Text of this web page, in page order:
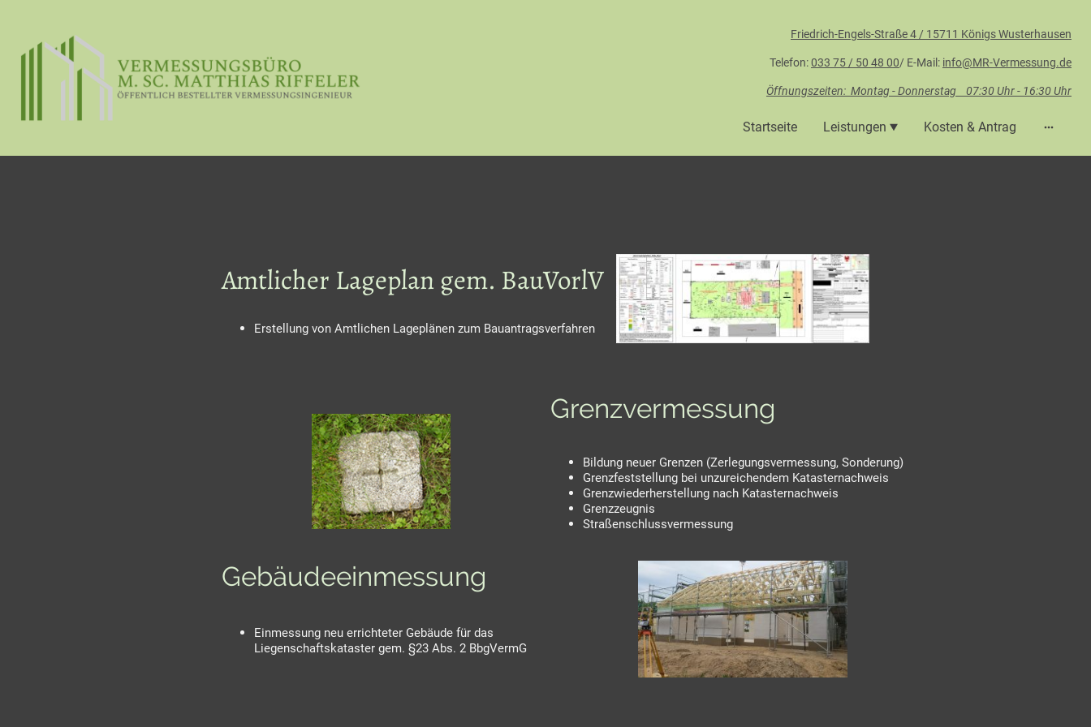
Friedrich-Engels-Straße 4 / 15711 Königs Wusterhausen
Telefon:033 75 / 50 48 00/ E-Mail: info@MR-Vermessung.de
Öffnungszeiten: Montag - Donnerstag 07:30 Uhr - 16:30 Uhr
Startseite Leistungen Kosten & Antrag
Amtlicher Lageplan gem. BauVorlV
Erstellung von Amtlichen Lageplänen zum Bauantragsverfahren
Grenzvermessung
Bildung neuer Grenzen (Zerlegungsvermessung, Sonderung)
Grenzfeststellung bei unzureichendem Katasternachweis
Grenzwiederherstellung nach Katasternachweis
Grenzzeugnis
Straßenschlussvermessung
Gebäudeeinmessung
Einmessung neu errichteter Gebäude für das
Liegenschaftskataster gem. §23 Abs. 2 BbgVermG